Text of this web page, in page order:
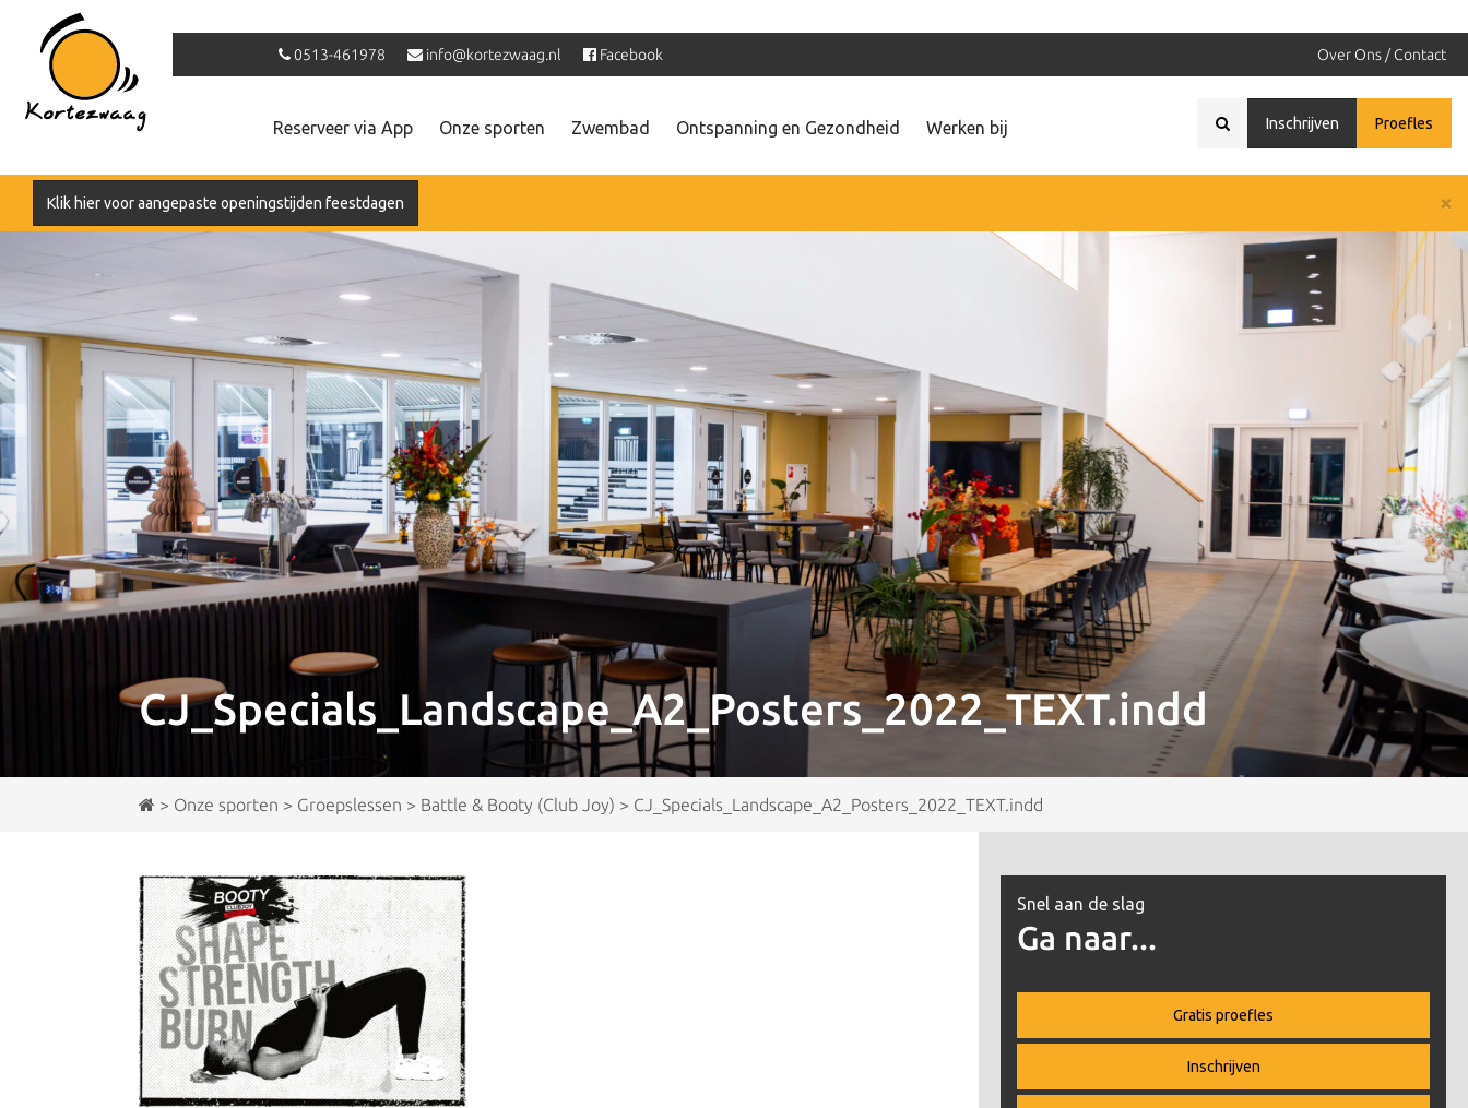
0513-461978 info@kortezwaag.nl Facebook Over Ons / Contact
Reserveer via App Onze sporten Zwembad Ontspanning en Gezondheid Werken bij Inschrijven Proefles
×
Klik hier voor aangepaste openingstijden feestdagen
CJ_Specials_Landscape_A2_Posters_2022_TEXT.indd
> Onze sporten > Groepslessen > Battle & Booty (Club Joy) > CJ_Specials_Landscape_A2_Posters_2022_TEXT.indd
Snel aan de slag
Ga naar...
Gratis proefles
Inschrijven